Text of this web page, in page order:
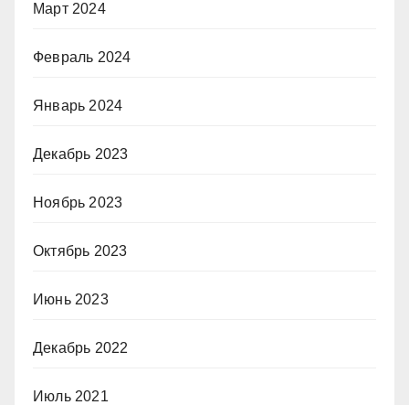
Март 2024
Февраль 2024
Январь 2024
Декабрь 2023
Ноябрь 2023
Октябрь 2023
Июнь 2023
Декабрь 2022
Июль 2021